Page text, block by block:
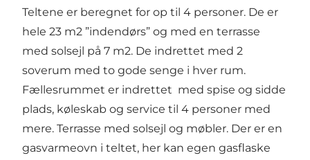
Teltene er beregnet for op til 4 personer. De er
hele 23 m2 ”indendørs” og med en terrasse
med solsejl på 7 m2. De indrettet med 2
soverum med to gode senge i hver rum.
Fællesrummet er indrettet med spise og sidde
plads, køleskab og service til 4 personer med
mere. Terrasse med solsejl og møbler. Der er en
gasvarmeovn i teltet, her kan egen gasflaske